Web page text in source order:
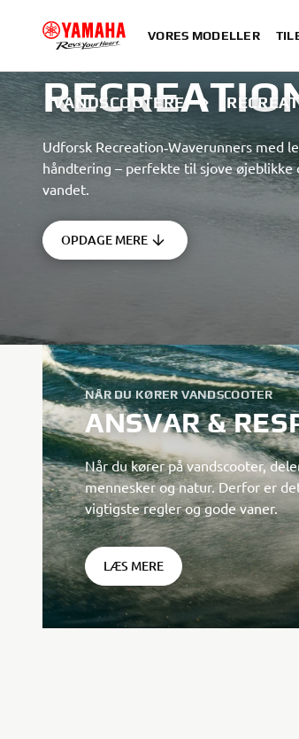
VORES MODELLER
VANDSCOOTERE
Udforsk Recreation‑Waverunners med
håndtering – perfekte til sjove
vandet.
OPDAGE MERE
NÅR DU KØRER VANDSCOOTER
ANSVAR &
Når du kører på vandscooter,
mennesker og natur. Derfor er
vigtigste regler og gode vaner.
LÆS MERE